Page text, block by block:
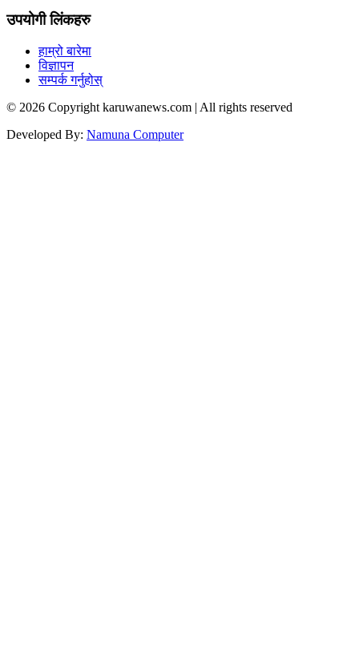
उपयोगी लिंकहरु
हाम्रो बारेमा
विज्ञापन
सम्पर्क गर्नुहोस्
© 2026 Copyright karuwanews.com | All rights reserved
Developed By: Namuna Computer